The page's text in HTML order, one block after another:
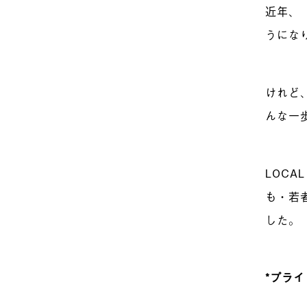
近年、
うにな
けれど
んな一
も・若
した。
*プラ